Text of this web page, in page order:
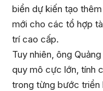
biển dự kiến tạo
mới cho các tổ hợp
trí cao cấp.
Tuy nhiên, ông
quy mô cực lớn, tính
trong từng bước triển